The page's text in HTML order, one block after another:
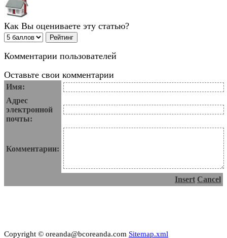
Как Вы оцениваете эту статью?
Комментарии пользователей
Оставьте свои комментарии
Имя:
Адрес
электронной
почты:
Комментарии:
Insert Cancel
Copyright © oreanda@bcoreanda.com Sitemap.xml